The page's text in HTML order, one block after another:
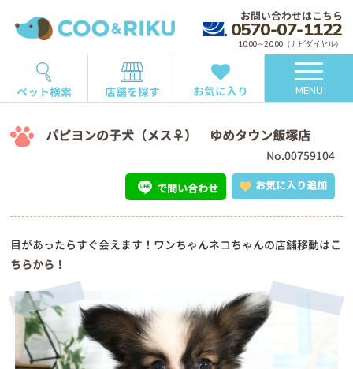
お問い合わせはこちら
0570-07-1122
10:00～20:00（ナビダイヤル）
ペット検索 店舗を探す お気に入り MENU
パピヨンの子犬（メス♀） ゆめタウン飯塚店
No.00759104
お気に入り追加
で問い合わせ
目があったらすぐ会えます！ワンちゃんネコちゃんの店舗移動はこ
ちらから！